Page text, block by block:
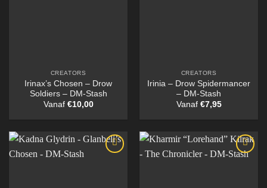
CREATORS
Irinax’s Chosen – Drow
Soldiers – DM-Stash
Vanaf €10,00
CREATORS
Irinia – Drow Spidermancer
– DM-Stash
Vanaf €7,95